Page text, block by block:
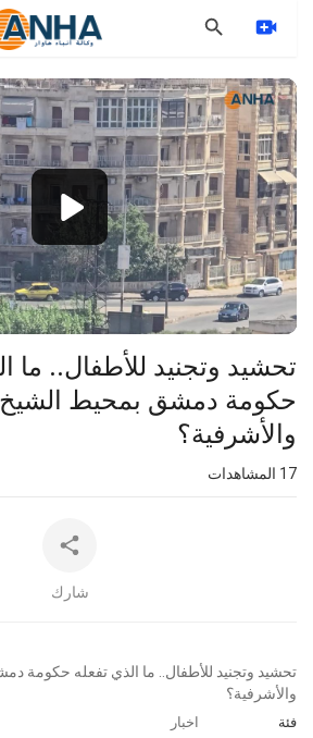
Video
Player
تحشيد وتجنيد للأطفال.. ما
حكومة دمشق بمحيط الشيخ
والأشرفية؟
17المشاهدات
شارك
⁣تحشيد وتجنيد للأطفال.. ما الذي تفعله حكومة
والأشرفية؟
فئة اخبار